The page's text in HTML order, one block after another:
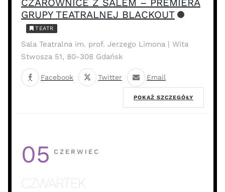
CZAROWNICE Z SALEM – PREMIERA
GRUPY TEATRALNEJ BLACKOUT
TEATR
Sala Teatralna im. prof. Jerzego Limona | Wita
Stwosza 51, 80-308 Gdańsk
Facebook Twitter Email
POKAŻ SZCZEGÓŁY
05 CZERWIEC
CZWARTEK